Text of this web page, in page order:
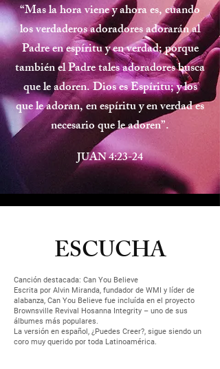
“Mas la hora viene y ahora es, cuando
los verdaderos adoradores adorarán al
Padre en espíritu y en verdad; porque
también el Padre tales adoradores busca
que le adoren. Dios es Espíritu; y los
que le adoran, en espíritu y en verdad es
necesario que le adoren”.
JUAN 4:23-24
ESCUCHA
Canción destacada: Can You Believe
Escrita por Alvin Miranda, fundador de WMI y líder de
alabanza, Can You Believe fue incluída en el proyecto
Brownsville Revival Hosanna Integrity – uno de sus
álbumes más populares.
La versión en español, ¿Puedes Creer?, sigue siendo un
coro muy querido por toda Latinoamérica.